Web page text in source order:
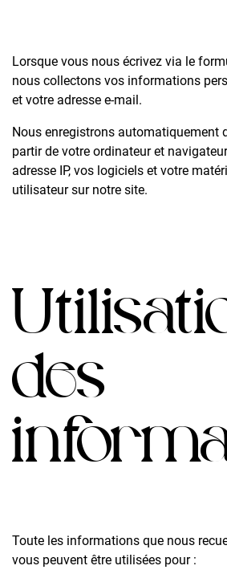
Lorsque vous nous écrivez via le
nous collectons vos informations
et votre adresse e-mail.
Nous enregistrons automatiquement
partir de votre ordinateur et
adresse IP, vos logiciels et votre
utilisateur sur notre site.
des
Toute les informations que nous
vous peuvent être utilisées pour :